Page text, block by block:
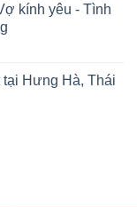
kính yêu - Tình
Hưng Hà, Thái